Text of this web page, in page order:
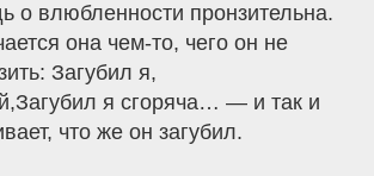
о влюбленности пронзительна.
она чем-то, чего он не
Загубил я,
я сгоряча… — и так и
что же он загубил.